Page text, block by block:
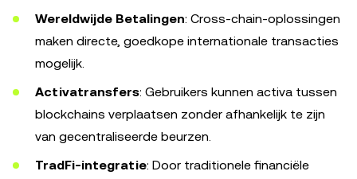
Wereldwijde Betalingen: Cross-chain-oplossingen
maken directe, goedkope internationale transacties
mogelijk.
Activatransfers: Gebruikers kunnen activa tussen
blockchains verplaatsen zonder afhankelijk te zijn
van gecentraliseerde beurzen.
TradFi-integratie: Door traditionele financiële